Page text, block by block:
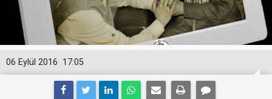
17:05
06 Eylül 2016